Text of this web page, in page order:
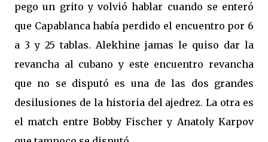
pego un grito y volvió hablar cuando se enteró
que Capablanca había perdido el encuentro por 6
a 3 y 25 tablas. Alekhine jamas le quiso dar la
revancha al cubano y este encuentro revancha
que no se disputó es una de las dos grandes
desilusiones de la historia del ajedrez. La otra es
el match entre Bobby Fischer y Anatoly Karpov